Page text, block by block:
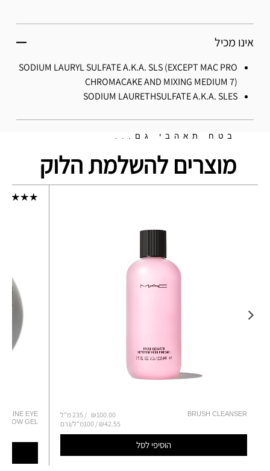
אינו מכיל
SODIUM LAURYL SULFATE A.K.A. SLS (EXCEPT MAC PRO
CHROMACAKE AND MIXING MEDIUM 7)
SODIUM LAURETHSULFATE A.K.A. SLES
בטח תאהבי גם...
מוצרים להשלמת הלוק
EYE
GEL
BRUSH CLEANSER
₪100.00
235 מ"ל
₪42.55 / 100מ"ל/גרם
הוסיפי לסל